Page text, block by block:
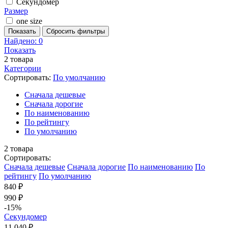
Размер
one size
Показать Сбросить фильтры
Найдено: 0
Показать
2 товара
Категории
Сортировать: По умолчанию
Cначала дешевые
Cначала дорогие
По наименованию
По рейтингу
По умолчанию
2 товара
Сортировать:
Cначала дешевые Cначала дорогие По наименованию По
рейтингу По умолчанию
840 ₽
990 ₽
-15%
Секундомер